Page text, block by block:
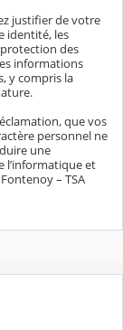
justifier de votre
identité, les
protection des
informations
y compris la
que vos
personnel ne
une
l’informatique et
– TSA